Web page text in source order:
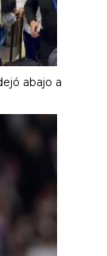
abajo a